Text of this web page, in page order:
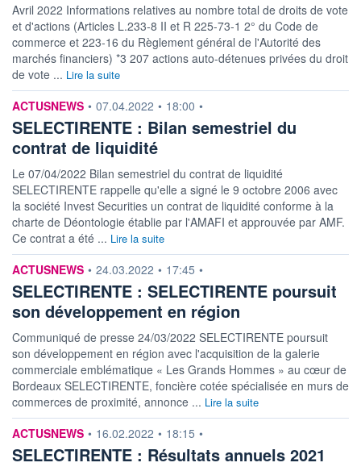
Avril 2022 Informations relatives au nombre total de droits de vote
et d'actions (Articles L.233-8 II et R 225-73-1 2° du Code de
commerce et 223-16 du Règlement général de l'Autorité des
marchés financiers) *3 207 actions auto-détenues privées du droit
de vote ... Lire la suite
information fournie par
ACTUSNEWS • 07.04.2022 • 18:00 •
SELECTIRENTE : Bilan semestriel du
contrat de liquidité
Le 07/04/2022 Bilan semestriel du contrat de liquidité
SELECTIRENTE rappelle qu'elle a signé le 9 octobre 2006 avec
la société Invest Securities un contrat de liquidité conforme à la
charte de Déontologie établie par l'AMAFI et approuvée par AMF.
Ce contrat a été ... Lire la suite
information fournie par
ACTUSNEWS • 24.03.2022 • 17:45 •
SELECTIRENTE : SELECTIRENTE poursuit
son développement en région
Communiqué de presse 24/03/2022 SELECTIRENTE poursuit
son développement en région avec l'acquisition de la galerie
commerciale emblématique « Les Grands Hommes » au cœur de
Bordeaux SELECTIRENTE, foncière cotée spécialisée en murs de
commerces de proximité, annonce ... Lire la suite
information fournie par
ACTUSNEWS • 16.02.2022 • 18:15 •
SELECTIRENTE : Résultats annuels 2021